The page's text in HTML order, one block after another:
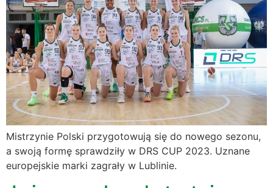
Mistrzynie Polski przygotowują się do nowego sezonu,
a swoją formę sprawdziły w DRS CUP 2023. Uznane
europejskie marki zagrały w Lublinie.